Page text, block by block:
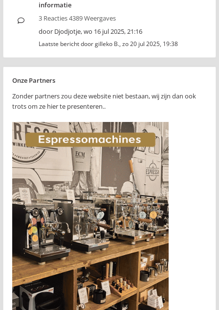
informatie
3 Reacties 4389 Weergaves
door Djodjotje,wo 16 jul 2025, 21:16
Laatste bericht doorgilleko B., zo 20 jul 2025, 19:38
Onze Partners
Zonder partners zou deze website niet bestaan, wij zijn dan ook
trots om ze hier te presenteren..